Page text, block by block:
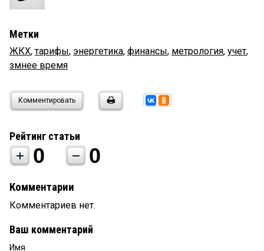
Метки
ЖКХ,тарифы, энергетика, финансы, метрология, учет,
змнее время
Комментировать
Рейтинг статьи
0 0
Комментарии
Комментариев нет.
Ваш комментарий
Имя